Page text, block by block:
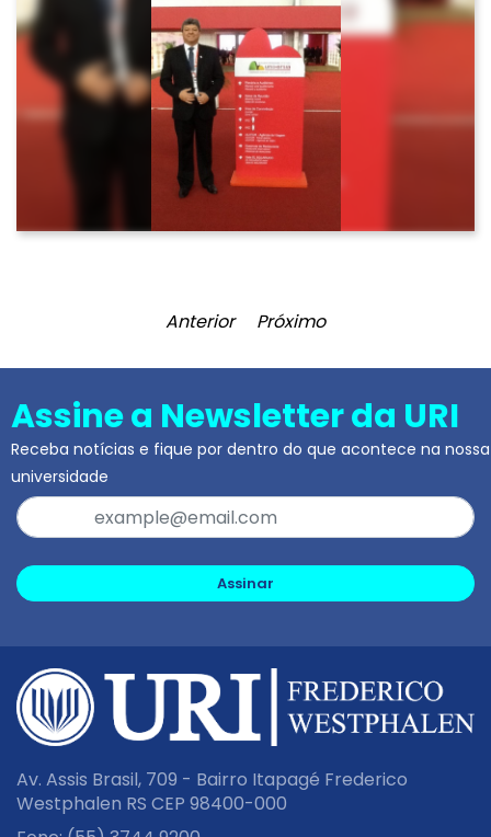
Anterior Próximo
Assine a Newsletter da URI
Receba notícias e fique por dentro do que acontece na nossa
universidade
Assinar
Av. Assis Brasil, 709 - Bairro Itapagé Frederico
Westphalen RS CEP 98400-000